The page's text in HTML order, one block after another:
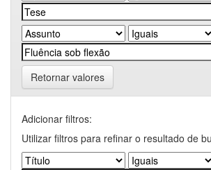
Retornar valores
Adicionar filtros:
Utilizar filtros para refinar o resultado de